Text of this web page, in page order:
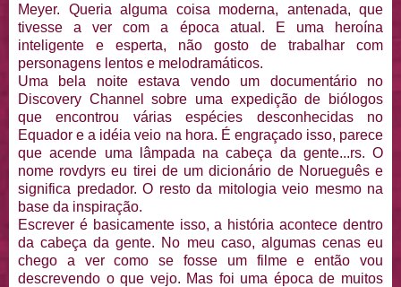
Meyer. Queria alguma coisa moderna, antenada, que
tivesse a ver com a época atual. E uma heroína
inteligente e esperta, não gosto de trabalhar com
personagens lentos e melodramáticos.
Uma bela noite estava vendo um documentário no
Discovery Channel sobre uma expedição de biólogos
que encontrou várias espécies desconhecidas no
Equador e a idéia veio na hora. É engraçado isso, parece
que acende uma lâmpada na cabeça da gente...rs. O
nome rovdyrs eu tirei de um dicionário de Norueguês e
significa predador. O resto da mitologia veio mesmo na
base da inspiração.
Escrever é basicamente isso, a história acontece dentro
da cabeça da gente. No meu caso, algumas cenas eu
chego a ver como se fosse um filme e então vou
descrevendo o que vejo. Mas foi uma época de muitos